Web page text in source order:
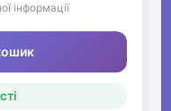
інформації